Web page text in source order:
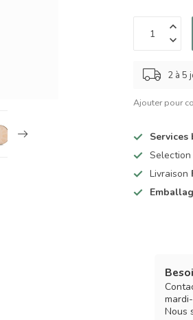
2 à 5
Ajouter pour
Services
Livraison
Nous